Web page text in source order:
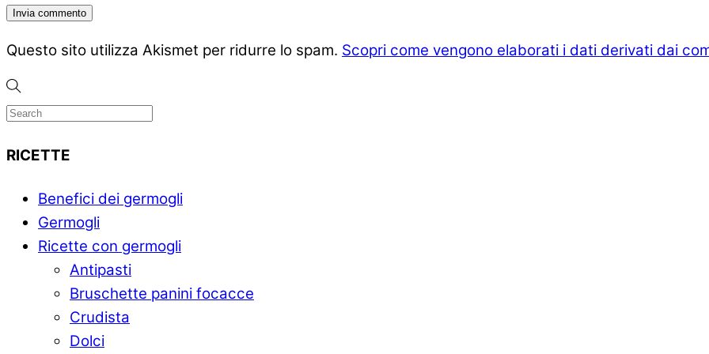
Questo sito utilizza Akismet per ridurre lo spam. Scopri come vengono elaborati i dati derivati dai
RICETTE
Benefici dei germogli
Germogli
Ricette con germogli
Antipasti
Bruschette panini focacce
Crudista
Dolci